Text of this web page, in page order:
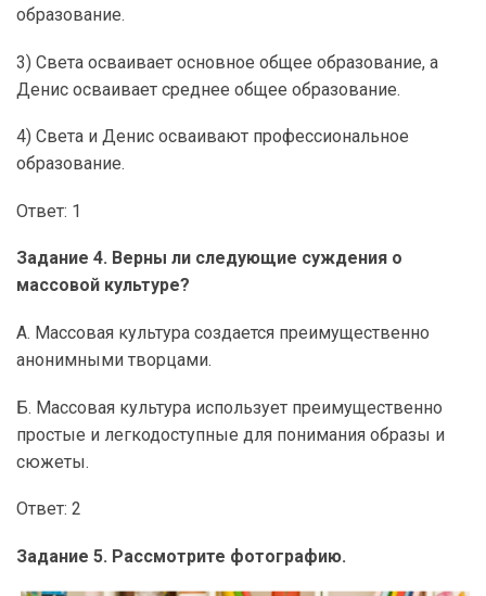
образование.
3) Света осваивает основное общее образование, а
Денис осваивает среднее общее образование.
4) Света и Денис осваивают профессиональное
образование.
Ответ: 1
Задание 4. Верны ли следующие суждения о
массовой культуре?
А. Массовая культура создается преимущественно
анонимными творцами.
Б. Массовая культура использует преимущественно
простые и легкодоступные для понимания образы и
сюжеты.
Ответ: 2
Задание 5. Рассмотрите фотографию.